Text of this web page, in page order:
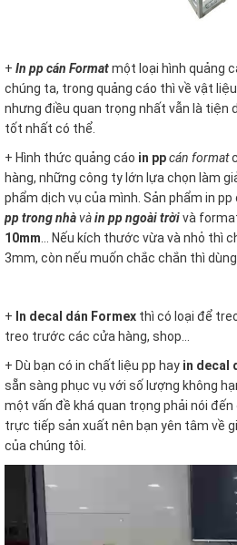
+ In pp cán Formatmột loại hình quảng
chúng ta, trong quảng cáo thì về vật
nhưng điều quan trọng nhất vẫn là tiện
tốt nhất có thể.
+ Hình thức quảng cáo in ppcán format
hàng, những công ty lớn lựa chọn làm
phẩm dịch vụ của mình. Sản phẩm in
pp trong nhàvàin pp ngoài trờivà
10mm … Nếu kích thước vừa và nhỏ thì
3mm, còn nếu muốn chắc chắn thì
+ In decal dán Formex thì có loại để
treo trước các cửa hàng, shop…
+ Dù bạn có in chất liệu pp hay in decal
sẵn sàng phục vụ với số lượng không
một vấn đề khá quan trọng phải nói đến
trực tiếp sản xuất nên bạn yên tâm về
của chúng tôi.